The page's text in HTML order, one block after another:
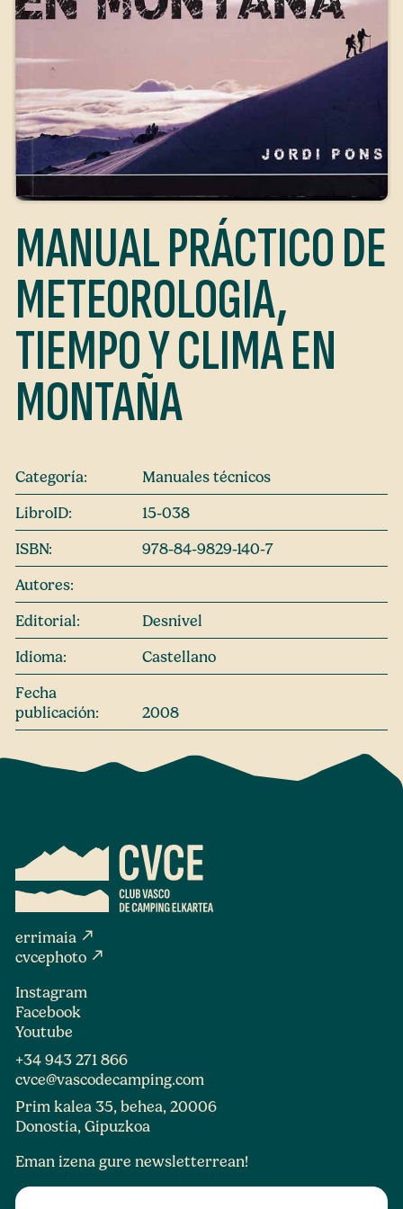
MANUAL PRÁCTICO DE
METEOROLOGIA,
TIEMPO Y CLIMA EN
MONTAÑA
Categoría:
Manuales técnicos
LibroID:
15-038
ISBN:
978-84-9829-140-7
Autores:
Editorial:
Desnivel
Idioma:
Castellano
Fecha
publicación:
2008
errimaia north_east
cvcephoto north_east
Instagram
Facebook
Youtube
+34 943 271 866
cvce@vascodecamping.com
Prim kalea 35, behea, 20006
Donostia, Gipuzkoa
Eman izena gure newsletterrean!